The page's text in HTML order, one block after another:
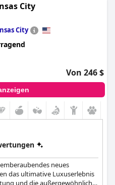
City
City
Von 246 $
neues
das ultimative Luxuserlebnis
und die außergewöhnliche